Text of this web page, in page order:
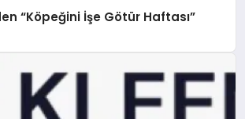
“Köpeğini İşe Götür Haftası”